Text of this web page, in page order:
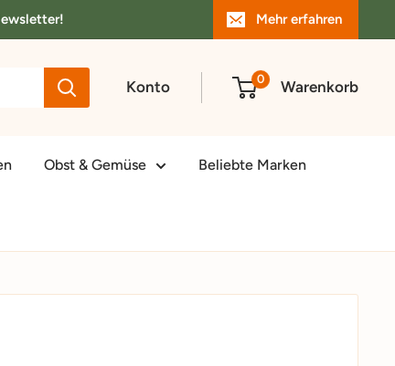
Mehr erfahren
Konto 0 Warenkorb
Obst & Gemüse Beliebte Marken